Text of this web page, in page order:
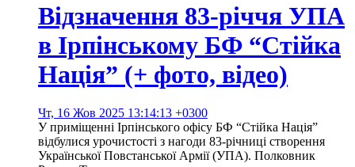
Відзначення 83-річчя УПА
в Ірпінському БФ “Стійка
Нація” (+ фото, відео)
Чт, 16 Жов 2025 13:14:13 +0300
У приміщенні Ірпінського офісу БФ “Стійка Нація”
відбулися урочистості з нагоди 83-річниці створення
Української Повстанської Армії (УПА). Полковник